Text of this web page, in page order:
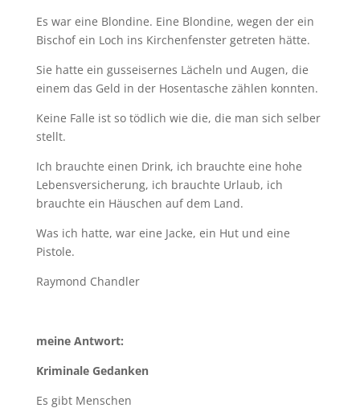
Es war eine Blondine. Eine Blondine, wegen der ein
Bischof ein Loch ins Kirchenfenster getreten hätte.
Sie hatte ein gusseisernes Lächeln und Augen, die
einem das Geld in der Hosentasche zählen konnten.
Keine Falle ist so tödlich wie die, die man sich selber
stellt.
Ich brauchte einen Drink, ich brauchte eine hohe
Lebensversicherung, ich brauchte Urlaub, ich
brauchte ein Häuschen auf dem Land.
Was ich hatte, war eine Jacke, ein Hut und eine
Pistole.
Raymond Chandler
meine Antwort:
Kriminale Gedanken
Es gibt Menschen